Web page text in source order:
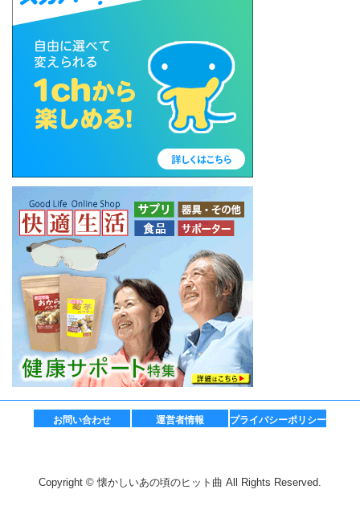
お問い合わせ 運営者情報 プライバシーポリシー
Copyright © 懐かしいあの頃のヒット曲 All Rights Reserved.